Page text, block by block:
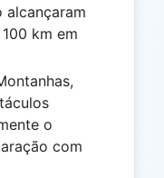
alcançaram
km em
o
com